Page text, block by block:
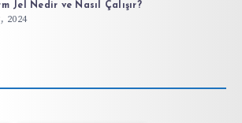
Jel Nedir ve Nasıl Çalışır?
2024